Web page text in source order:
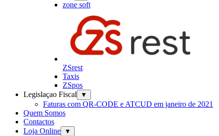
zone soft
ZSrest
Taxis
ZSpos
Legislaçao Fiscal
▼
Faturas com QR-CODE e ATCUD em janeiro de 2021
Quem Somos
Contactos
Loja Online
▼